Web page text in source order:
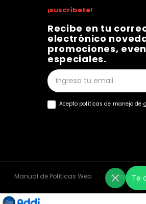
Te
¡suscríbete!
Recibe en tu
electrónico
promociones,
especiales.
Acepto políticas de manejo de
Manual de Políticas Web